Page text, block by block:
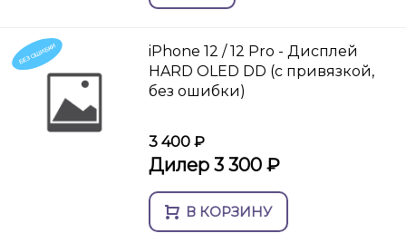
БЕЗ ОШИБКИ
iPhone 12 / 12 Pro - Дисплей
HARD OLED DD (с привязкой,
без ошибки)
3 400 ₽
Дилер 3 300 ₽
В КОРЗИНУ